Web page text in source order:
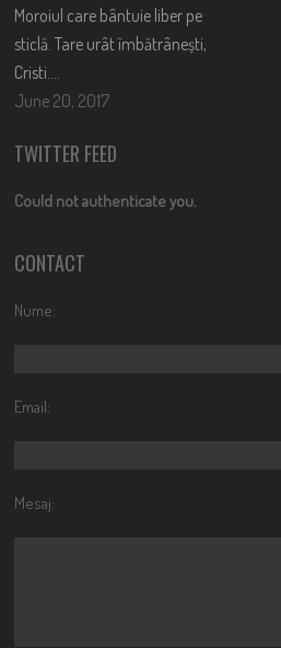
Moroiul care bântuie liber pe
sticlă. Tare urât îmbătrânești,
Cristi….
June 20, 2017
TWITTER FEED
Could not authenticate you.
CONTACT
Nume:
Email:
Mesaj: